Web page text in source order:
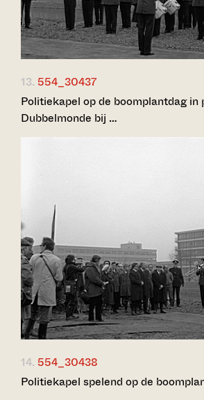
13. 554_30437
Politiekapel op de boomplantdag in
Dubbelmonde bij …
14. 554_30438
Politiekapel spelend op de